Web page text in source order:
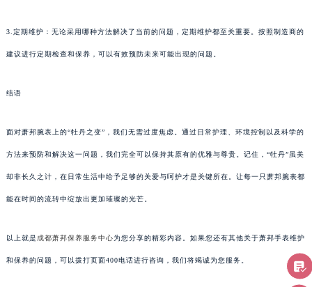
3.定期维护：无论采用哪种方法解决了当前的问题，定期维护都至关重要。按照制造商的
建议进行定期检查和保养，可以有效预防未来可能出现的问题。
结语
面对萧邦腕表上的“牡丹之变”，我们无需过度焦虑。通过日常护理、环境控制以及科学的
方法来预防和解决这一问题，我们完全可以保持其原有的优雅与尊贵。记住，“牡丹”虽美
却非长久之计，在日常生活中给予足够的关爱与呵护才是关键所在。让每一只萧邦腕表都
能在时间的流转中绽放出更加璀璨的光芒。
以上就是 成都萧邦保养服务中心为您分享的精彩内容。如果您还有其他关于萧邦手表维护
和保养的问题，可以拨打页面400电话进行咨询，我们将竭诚为您服务。